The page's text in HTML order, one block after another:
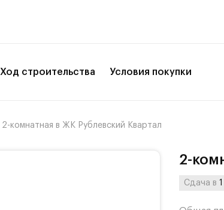
Ход строительства Условия покупки
2-комнатная в ЖК Рублевский Квартал
2-
Сдача в